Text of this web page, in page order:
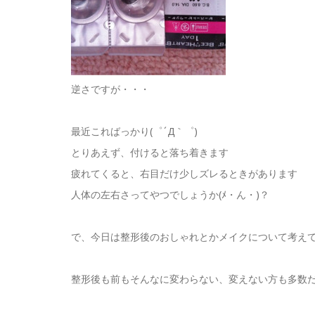
逆さですが・・・
最近こればっかり(゜´Д｀゜)
とりあえず、付けると落ち着きます
疲れてくると、右目だけ少しズレるときがあります
人体の左右さってやつでしょうか(ﾒ・ん・)？
で、今日は整形後のおしゃれとかメイクについて考え
整形後も前もそんなに変わらない、変えない方も多数